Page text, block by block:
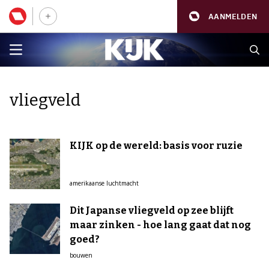
AANMELDEN
vliegveld
KIJK op de wereld: basis voor ruzie
amerikaanse luchtmacht
Dit Japanse vliegveld op zee blijft
maar zinken - hoe lang gaat dat nog
goed?
bouwen